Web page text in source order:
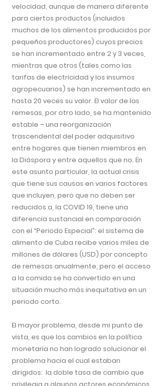
velocidad, aunque de manera diferente
para ciertos productos (incluidos
muchos de los alimentos producidos por
pequeños productores) cuyos precios
se han incrementado entre 2 y 3 veces,
mientras que otros (tales como las
tarifas de electricidad y los insumos
agropecuarios) se han incrementado en
hasta 20 veces su valor. El valor de las
remesas, por otro lado, se ha mantenido
estable – una reorganización
trascendental del poder adquisitivo
entre hogares que tienen miembros en
la Diáspora y entre aquellos que no. En
este asunto particular, la actual crisis
que tiene sus causas en varios factores
que incluyen, pero que no deben ser
reducidos a, la COVID 19, tiene una
diferencia sustancial en comparación
con el “Periodo Especial”: el sistema de
alimento de Cuba recibe varios miles de
millones de dólares (USD) por concepto
de remesas anualmente, pero el acceso
a la comida se ha convertido en una
situación mucho más inequitativa en un
periodo corto.
El mayor problema, desde mi punto de
vista, es que los cambios en la política
monetaria no han logrado solucionar el
problema hacia el cual estaban
dirigidos: la doble tasa de cambio que